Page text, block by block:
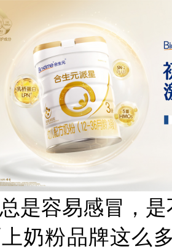
是容易感冒，
奶粉品牌这么